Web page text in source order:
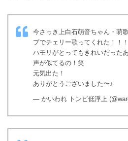
今さっき上白石萌音ちゃん・萌
ブでチェリー歌ってくれた！！！
ハモリがとってもきれいだった
声が似てるの！笑
元気出た！
ありがとうございました〜♪
— かいわれ トンビ低浮上